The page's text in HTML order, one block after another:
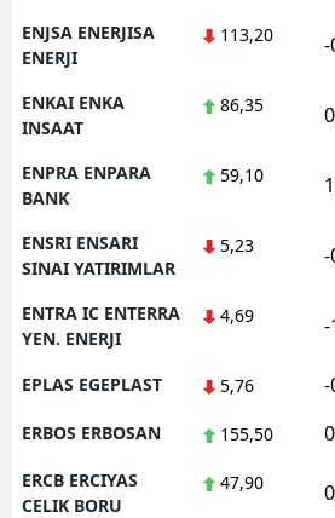
ENJSA ENERJISA
ENERJI
113,20 -
ENKAI ENKA
INSAAT
86,35
ENPRA ENPARA
BANK
59,10
ENSRI ENSARI
SINAI YATIRIMLAR
5,23 -
ENTRA IC ENTERRA
YEN. ENERJI
4,69 -
EPLAS EGEPLAST 5,76 -
ERBOS ERBOSAN 155,50
ERCB ERCIYAS
CELIK BORU
47,90